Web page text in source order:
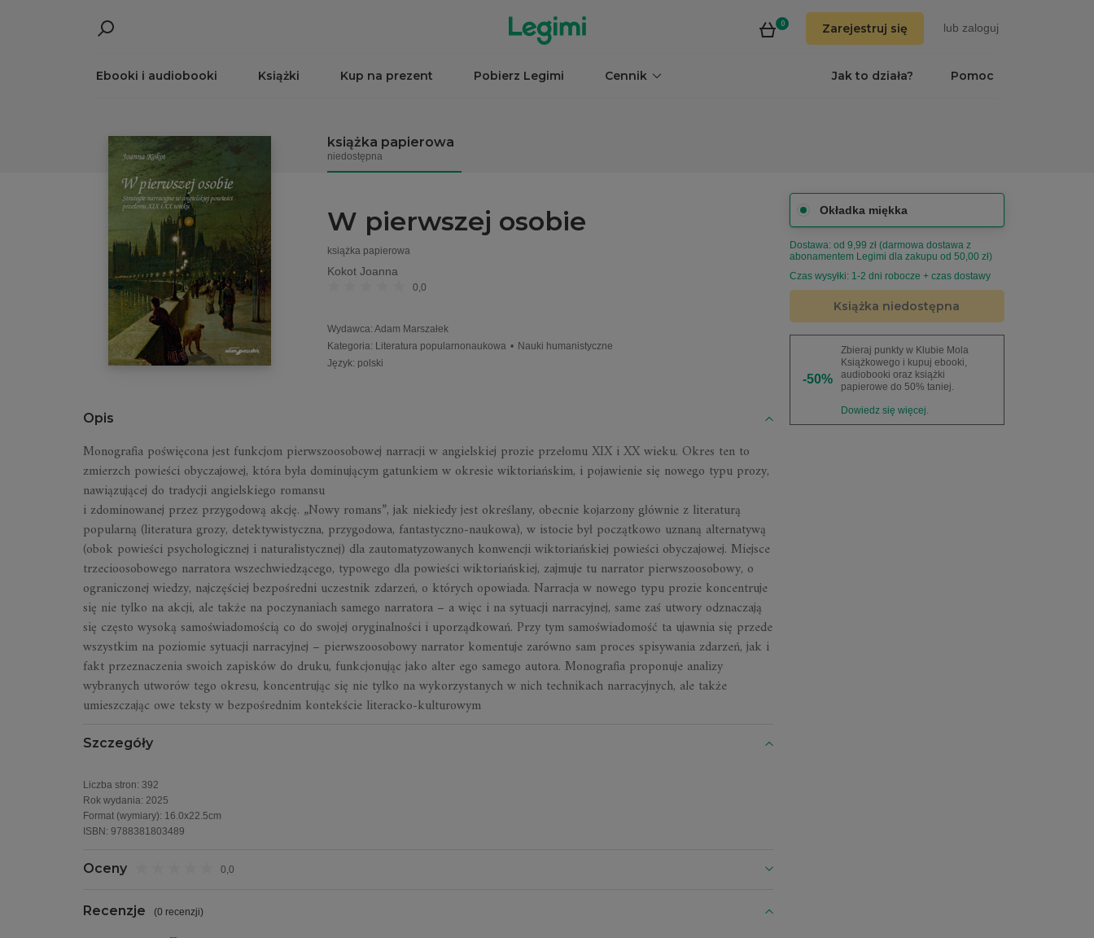
0 Zarejestruj się lub zaloguj
Ebooki i audiobooki Książki Kup na prezent Pobierz Legimi Cennik Pomoc
Jak to działa?
książka papierowa
niedostępna
W pierwszej osobie
książka papierowa
Kokot Joanna
0,0
Okładka miękka
Dostawa: od 9,99 zł (darmowa dostawa z
abonamentem Legimi dla zakupu od 50,00 zł)
Czas wysyłki: 1-2 dni robocze + czas dostawy
Książka niedostępna
-50%
Zbieraj punkty w Klubie Mola
Książkowego i kupuj ebooki,
audiobooki oraz książki
papierowe do 50% taniej.
Dowiedz się więcej.
Wydawca: Adam Marszałek
Kategoria: Literatura popularnonaukowa • Nauki humanistyczne
Język: polski
Opis
Monografia poświęcona jest funkcjom pierwszoosobowej narracji w angielskiej prozie przełomu XIX i XX wieku. Okres ten to
zmierzch powieści obyczajowej, która była dominującym gatunkiem w okresie wiktoriańskim, i pojawienie się nowego typu prozy,
nawiązującej do tradycji angielskiego romansu
i zdominowanej przez przygodową akcję. „Nowy romans”, jak niekiedy jest określany, obecnie kojarzony głównie z literaturą
popularną (literatura grozy, detektywistyczna, przygodowa, fantastyczno-naukowa), w istocie był początkowo uznaną alternatywą
(obok powieści psychologicznej i naturalistycznej) dla zautomatyzowanych konwencji wiktoriańskiej powieści obyczajowej. Miejsce
trzecioosobowego narratora wszechwiedzącego, typowego dla powieści wiktoriańskiej, zajmuje tu narrator pierwszoosobowy, o
ograniczonej wiedzy, najczęściej bezpośredni uczestnik zdarzeń, o których opowiada. Narracja w nowego typu prozie koncentruje
się nie tylko na akcji, ale także na poczynaniach samego narratora – a więc i na sytuacji narracyjnej, same zaś utwory odznaczają
się często wysoką samoświadomością co do swojej oryginalności i uporządkowań. Przy tym samoświadomość ta ujawnia się przede
wszystkim na poziomie sytuacji narracyjnej – pierwszoosobowy narrator komentuje zarówno sam proces spisywania zdarzeń, jak i
fakt przeznaczenia swoich zapisków do druku, funkcjonując jako alter ego samego autora. Monografia proponuje analizy
wybranych utworów tego okresu, koncentrując się nie tylko na wykorzystanych w nich technikach narracyjnych, ale także
umieszczając owe teksty w bezpośrednim kontekście literacko-kulturowym
Szczegóły
Liczba stron: 392
Rok wydania: 2025
Format (wymiary): 16.0x22.5cm
ISBN: 9788381803489
Oceny 0,0
Recenzje (0 recenzji)